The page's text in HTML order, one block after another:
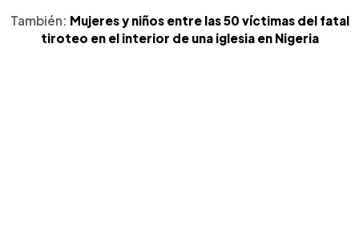
También: Mujeres y niños entre las 50 víctimas del fatal
tiroteo en el interior de una iglesia en Nigeria